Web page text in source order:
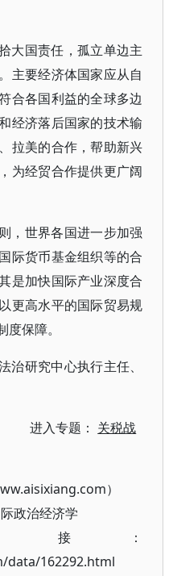
大国责任，孤立单边主
主要经济体国家应从自
合各国利益的全球多边
经济落后国家的技术输
拉美的合作，帮助新兴
为经贸合作提供更广阔
，世界各国进一步加强
际货币基金组织等的合
是加快国际产业深度合
更高水平的国际贸易规
保障。
治研究中心执行主任、
进入专题： 关税战
）
政治经济学
接：
data/162292.html